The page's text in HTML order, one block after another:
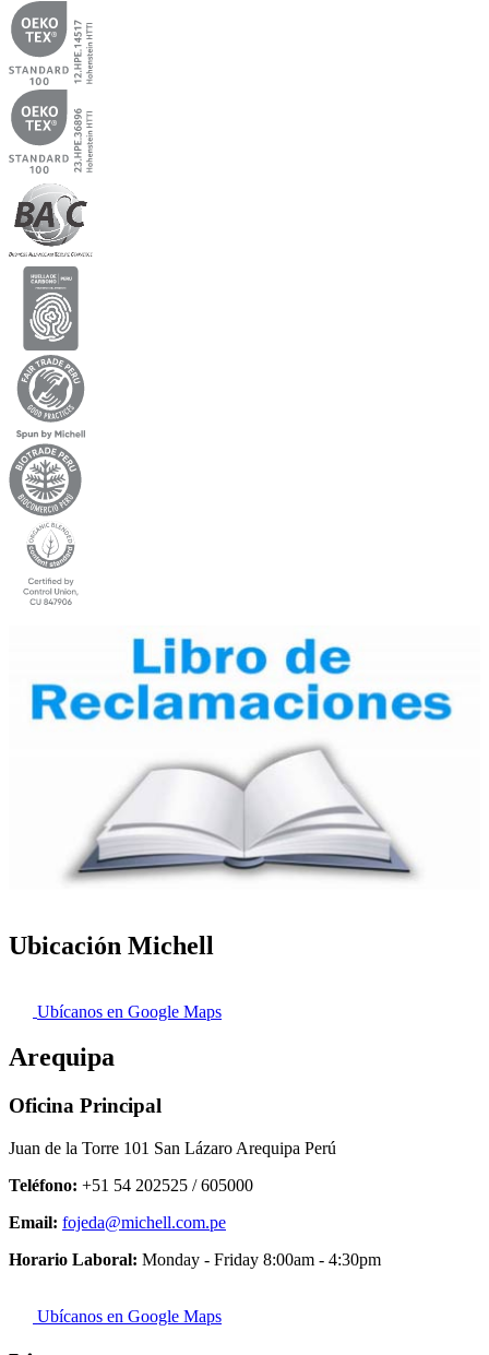
Ubicación Michell
Ubícanos en Google Maps
Arequipa
Oficina Principal
Juan de la Torre 101 San Lázaro Arequipa Perú
Teléfono: +51 54 202525 / 605000
Email: fojeda@michell.com.pe
Horario Laboral: Monday - Friday 8:00am - 4:30pm
Ubícanos en Google Maps